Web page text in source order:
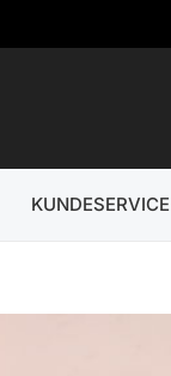
KUNDESERVICE